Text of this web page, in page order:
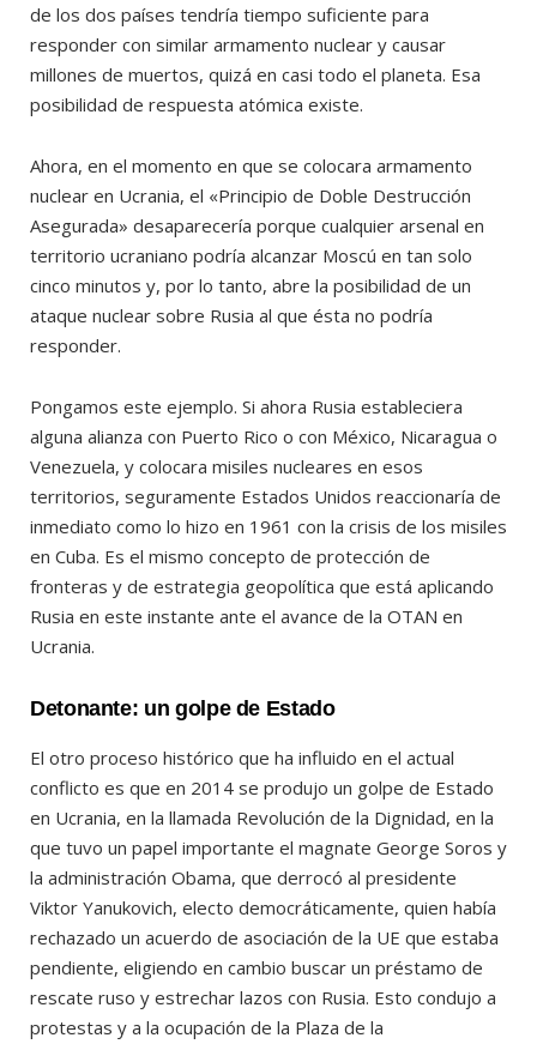
de los dos países tendría tiempo suficiente para
responder con similar armamento nuclear y causar
millones de muertos, quizá en casi todo el planeta. Esa
posibilidad de respuesta atómica existe.
Ahora, en el momento en que se colocara armamento
nuclear en Ucrania, el «Principio de Doble Destrucción
Asegurada» desaparecería porque cualquier arsenal en
territorio ucraniano podría alcanzar Moscú en tan solo
cinco minutos y, por lo tanto, abre la posibilidad de un
ataque nuclear sobre Rusia al que ésta no podría
responder.
Pongamos este ejemplo. Si ahora Rusia estableciera
alguna alianza con Puerto Rico o con México, Nicaragua o
Venezuela, y colocara misiles nucleares en esos
territorios, seguramente Estados Unidos reaccionaría de
inmediato como lo hizo en 1961 con la crisis de los misiles
en Cuba. Es el mismo concepto de protección de
fronteras y de estrategia geopolítica que está aplicando
Rusia en este instante ante el avance de la OTAN en
Ucrania.
Detonante: un golpe de Estado
El otro proceso histórico que ha influido en el actual
conflicto es que en 2014 se produjo un golpe de Estado
en Ucrania, en la llamada Revolución de la Dignidad, en la
que tuvo un papel importante el magnate George Soros y
la administración Obama, que derrocó al presidente
Viktor Yanukovich, electo democráticamente, quien había
rechazado un acuerdo de asociación de la UE que estaba
pendiente, eligiendo en cambio buscar un préstamo de
rescate ruso y estrechar lazos con Rusia. Esto condujo a
protestas y a la ocupación de la Plaza de la